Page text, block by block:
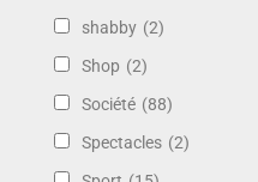
shabby (2)
Shop (2)
Société (88)
Spectacles (2)